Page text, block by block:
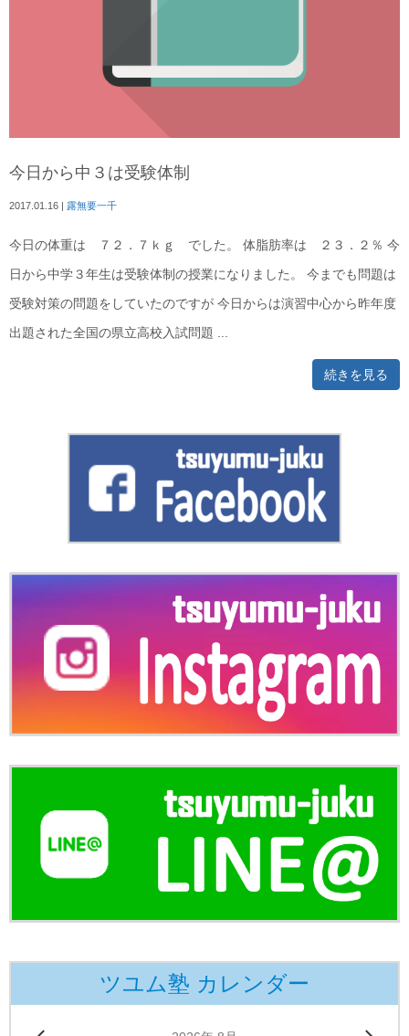
今日から中３は受験体制
2017.01.16 | 露無要一千
今日の体重は ７２．７ｋｇ でした。 体脂肪率は ２３．２％ 今
日から中学３年生は受験体制の授業になりました。 今までも問題は
受験対策の問題をしていたのですが 今日からは演習中心から昨年度
出題された全国の県立高校入試問題 ...
続きを見る
ツユム塾 カレンダー